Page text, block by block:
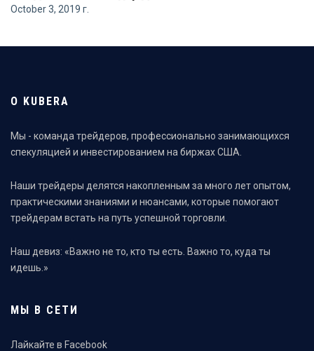
October 3, 2019 г.
О KUBERA
Мы - команда трейдеров, профессионально занимающихся
спекуляцией и инвестированием на биржах США.
Наши трейдеры делятся накопленным за много лет опытом,
практическими знаниями и нюансами, которые помогают
трейдерам встать на путь успешной торговли.
Наш девиз: «Важно не то, кто ты есть. Важно то, куда ты
идешь.»
МЫ В СЕТИ
Лайкайте в Facebook